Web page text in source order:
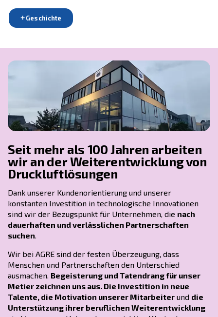
Kontrollen und einer kontinuierlichen
Produktentwicklung. Was heißt das für Sie?
störungs- und stressfreie
setzt auf neueste Kolbentechnologien, um
perfekte Lösung für jede Anwendung zu
Noch mehr Energieeffizienz, eine noch längere
Kompressor-Nutzungsdauer und noch bessere
Leistungen für selbst die härtesten
decken, sodass Sie sich auf Ihr Kerngeschäft
konzentrieren können.
Geschichte